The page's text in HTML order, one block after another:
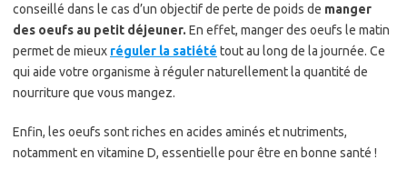
conseillé dans le cas d’un objectif de perte de poids de manger
des oeufs au petit déjeuner. En effet, manger des oeufs le matin
permet de mieux réguler la satiété tout au long de la journée. Ce
qui aide votre organisme à réguler naturellement la quantité de
nourriture que vous mangez.
Enfin, les oeufs sont riches en acides aminés et nutriments,
notamment en vitamine D, essentielle pour être en bonne santé !